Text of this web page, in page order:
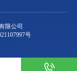
限公司
号